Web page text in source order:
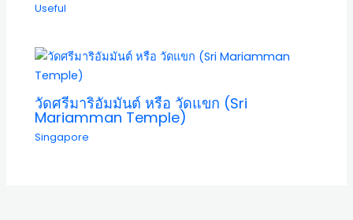
Useful
วัดศรีมาริอัมมันต์ หรือ วัดแขก (Sri
Mariamman Temple)
Singapore